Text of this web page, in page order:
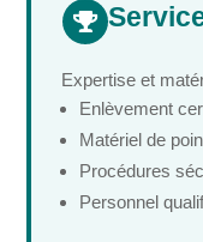

Expertise et
Enlèvement
Matériel de
Procédures
Personnel